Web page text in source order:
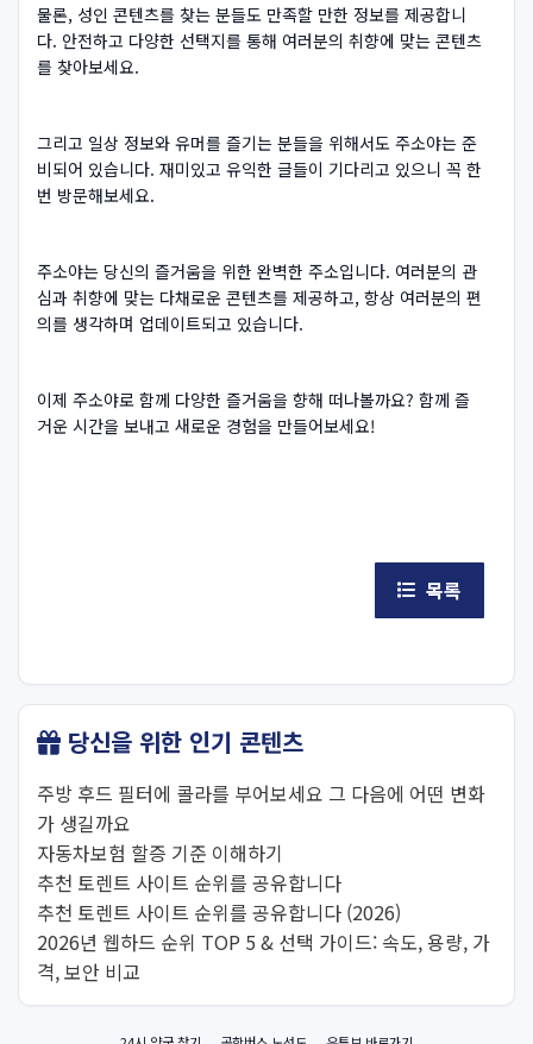
물론, 성인 콘텐츠를 찾는 분들도 만족할 만한 정보를 제공합니
다. 안전하고 다양한 선택지를 통해 여러분의 취향에 맞는 콘텐츠
를 찾아보세요.
그리고 일상 정보와 유머를 즐기는 분들을 위해서도 주소야는 준
비되어 있습니다. 재미있고 유익한 글들이 기다리고 있으니 꼭 한
번 방문해보세요.
주소야는 당신의 즐거움을 위한 완벽한 주소입니다. 여러분의 관
심과 취향에 맞는 다채로운 콘텐츠를 제공하고, 항상 여러분의 편
의를 생각하며 업데이트되고 있습니다.
이제 주소야로 함께 다양한 즐거움을 향해 떠나볼까요? 함께 즐
거운 시간을 보내고 새로운 경험을 만들어보세요!
목록
당신을 위한 인기 콘텐츠
주방 후드 필터에 콜라를 부어보세요 그 다음에 어떤 변화
가 생길까요
자동차보험 할증 기준 이해하기
추천 토렌트 사이트 순위를 공유합니다
추천 토렌트 사이트 순위를 공유합니다 (2026)
2026년 웹하드 순위 TOP 5 & 선택 가이드: 속도, 용량, 가
격, 보안 비교